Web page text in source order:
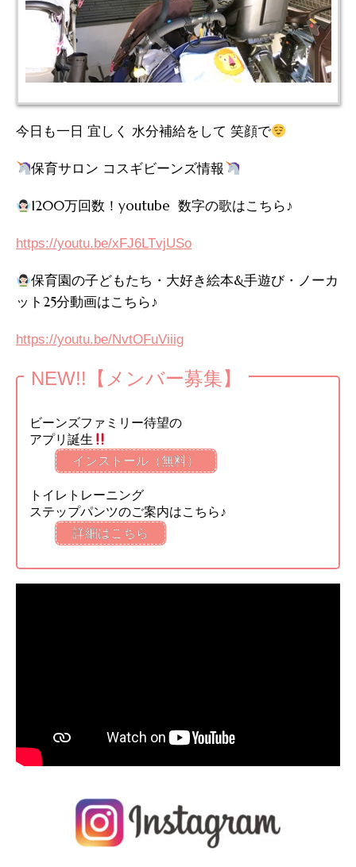
今日も一日 宜しく 水分補給をして 笑顔で
保育サロン コスギビーンズ情報
1200万回数！youtube 数字の歌はこちら♪
https://youtu.be/xFJ6LTvjUSo
保育園の子どもたち・大好き絵本&手遊び・ノーカ
ット25分動画はこちら♪
https://youtu.be/NvtOFuViiig
NEW!!【メンバー募集】
ビーンズファミリー待望の
アプリ誕生
インストール（無料）
トイレトレーニング
ステップパンツのご案内はこちら♪
詳細はこちら